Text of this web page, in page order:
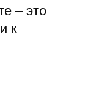
– это
к